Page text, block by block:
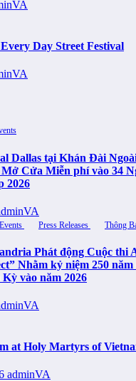
Day Street Festival
Dallas tại Khán Đài
Cửa Miễn phí vào 34
2026
Events Press Releases Thông
Phát động Cuộc thi
Nhằm kỷ niệm 250
vào năm 2026
at Holy Martyrs of
adminVA